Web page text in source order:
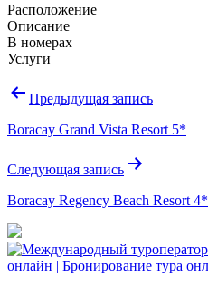
Расположение
Описание
В номерах
Услуги
Навигация
записям
Предыдущая запись
Boracay Grand Vista Resort 5*
Следующая запись
Boracay Regency Beach Resort 4*